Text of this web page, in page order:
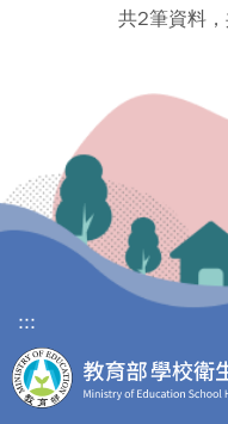
共2筆資料，
:::